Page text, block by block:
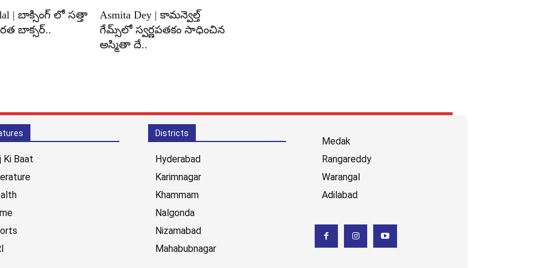
| బాక్సింగ్ లో సత్తా
బాక్సర్..
Asmita Dey | కామన్వెల్త్
గేమ్స్‌లో స్వర్ణపతకం సాధించిన
అస్మితా దే..
Ki Baat
Districts
Hyderabad
Karimnagar
Khammam
Nalgonda
Nizamabad
Mahabubnagar
Medak
Rangareddy
Warangal
Adilabad